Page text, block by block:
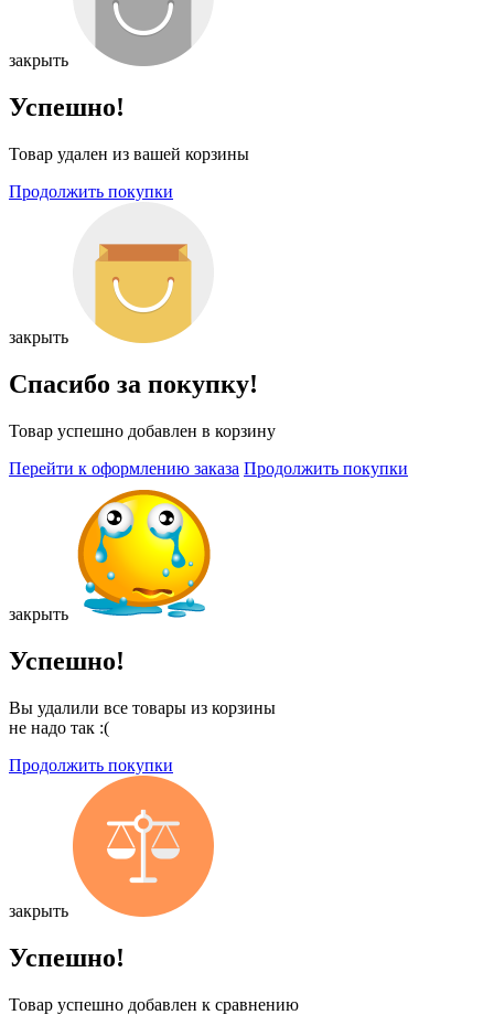
закрыть
Успешно!
Товар удален из вашей корзины
Продолжить покупки
закрыть
Спасибо за покупку!
Товар успешно добавлен в корзину
Перейти к оформлению заказа Продолжить покупки
закрыть
Успешно!
Вы удалили все товары из корзины
не надо так :(
Продолжить покупки
закрыть
Успешно!
Товар успешно добавлен к сравнению